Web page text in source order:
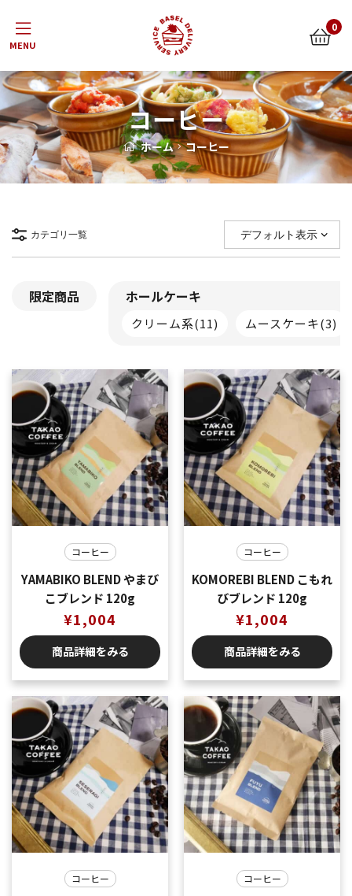
0
Menu
コーヒー
ホーム コーヒー
カテゴリ一覧
限定商品 ホールケーキ
クリーム系(11) ムースケーキ(3)
コーヒー
YAMABIKO BLEND やまび
こブレンド 120g
¥1,004
商品詳細をみる
コーヒー
KOMOREBI BLEND こもれ
びブレンド 120g
¥1,004
商品詳細をみる
コーヒー コーヒー